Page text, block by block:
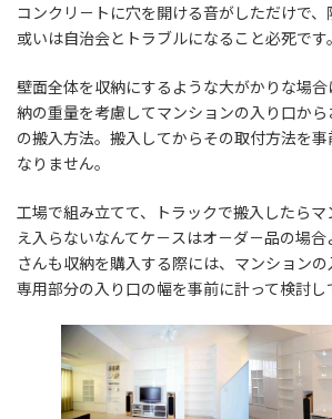
コンクリ－トに穴を開ける音がしただけで
或いは自治会とトラブルになること必死です。
壁面全体を収納にするような大がかりな場
納の重量を考慮してマンションの入り口か
の搬入方法。搬入してからその取付方法を
なりません。
工場で組み立てて、トラックで搬入したら
え入らないなんてケ－スはオ－ダ－品の場
さんも収納を購入する際には、マンションの
専用部分の入り口の幅を事前に計って検討し